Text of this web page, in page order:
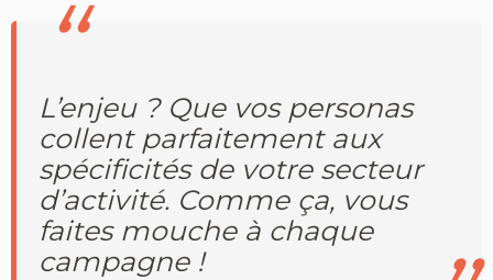
L’enjeu ? Que vos personas
collent parfaitement aux
spécificités de votre secteur
d’activité. Comme ça, vous
faites mouche à chaque
campagne !